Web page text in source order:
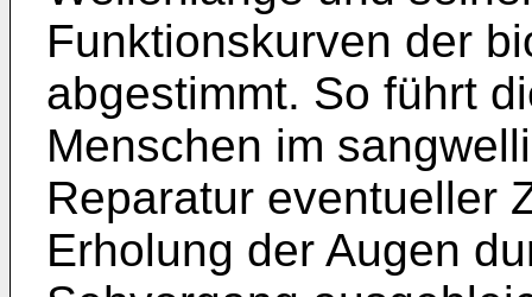
Funktionskurven der
abgestimmt. So führt
Menschen im
Reparatur eventueller
Erholung der Augen